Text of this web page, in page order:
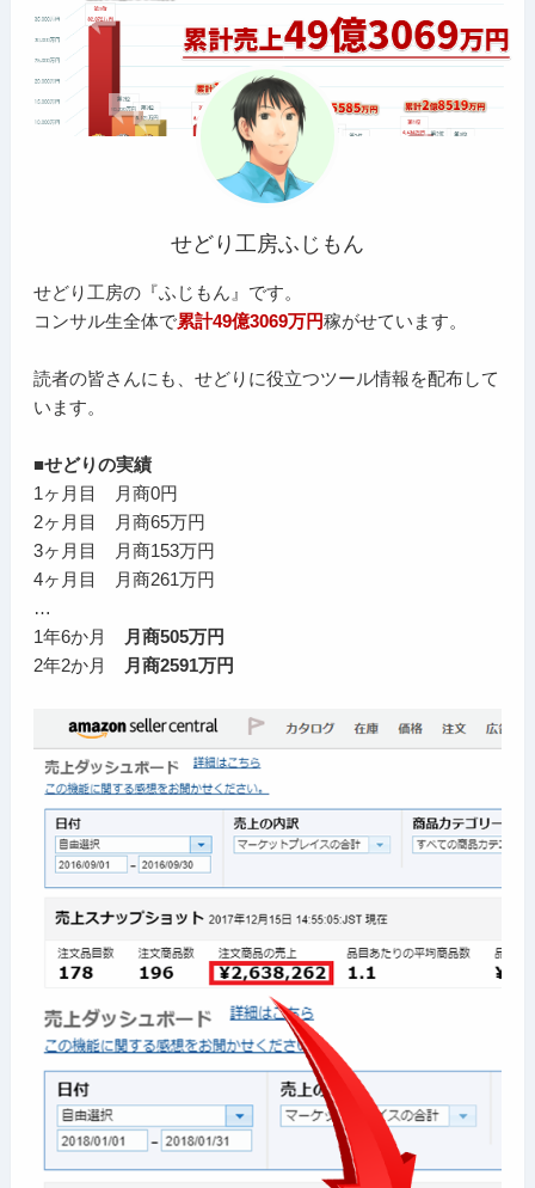
せどり工房ふじもん
せどり工房の『ふじもん』です。
コンサル生全体で累計49億3069万円稼がせています。
読者の皆さんにも、せどりに役立つツール情報を配布して
います。
■せどりの実績
1ヶ月目 月商0円
2ヶ月目 月商65万円
3ヶ月目 月商153万円
4ヶ月目 月商261万円
…
1年6か月
月商505万円
2年2か月
月商2591万円